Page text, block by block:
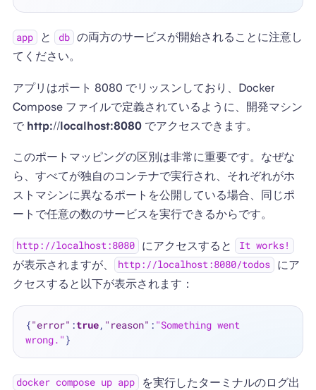
app と db の両方のサービスが開始されることに注意し
てください。
アプリはポート 8080 でリッスンしており、Docker
Compose ファイルで定義されているように、開発マシン
で http://localhost:8080でアクセスできます。
このポートマッピングの区別は非常に重要です。なぜな
ら、すべてが独自のコンテナで実行され、それぞれがホ
ストマシンに異なるポートを公開している場合、同じポ
ートで任意の数のサービスを実行できるからです。
http://localhost:8080 にアクセスすると It works!
が表示されますが、 http://localhost:8080/todos
にア
クセスすると以下が表示されます：
{"error" :true, "reason" : "Something went
wrong." }
docker compose up app
を実行したターミナルのログ出